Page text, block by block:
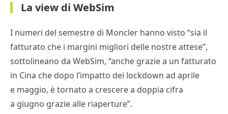
La view di WebSim
I numeri del semestre di Moncler hanno visto “sia il
fatturato che i margini migliori delle nostre attese”,
sottolineano da WebSim, “anche grazie a un fatturato
in Cina che dopo l’impatto dei lockdown ad aprile
e maggio, è tornato a crescere a doppia cifra
a giugno grazie alle riaperture”.